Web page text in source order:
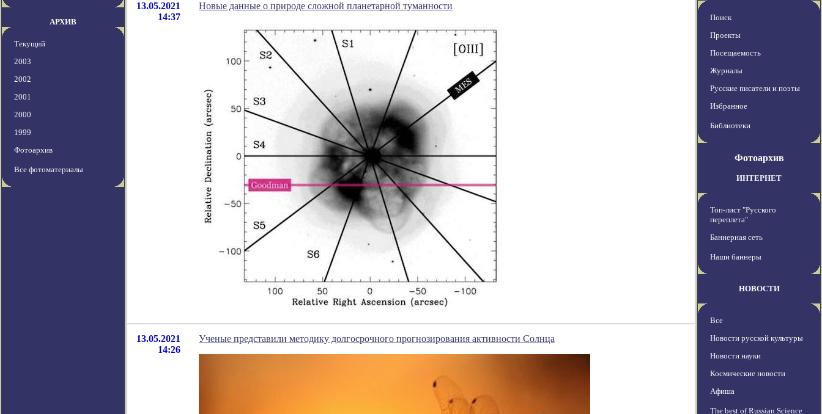
АРХИВ
Текущий
2003
2002
2001
2000
1999
Фотоархив
Все фотоматериалы
13.05.2021
14:37
Новые данные о природе сложной планетарной туманности
13.05.2021
14:26
Ученые представили методику долгосрочного прогнозирования активности Солнца
Поиск
Проекты
Посещаемость
Журналы
Русские писатели и поэты
Избранное
Библиотеки
Фотоархив
ИНТЕРНЕТ
Топ-лист "Русского
переплета"
Баннерная сеть
Наши баннеры
НОВОСТИ
Все
Новости русской культуры
Новости науки
Космические новости
Афиша
The best of Russian Science